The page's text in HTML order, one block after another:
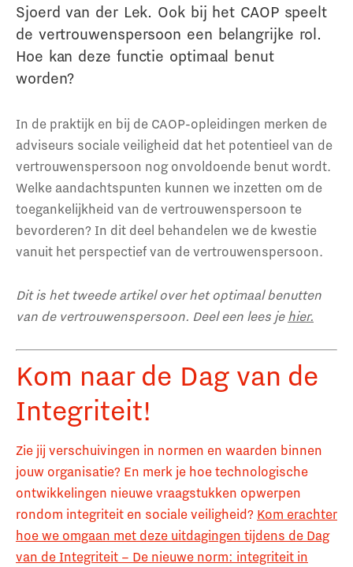
Sjoerd van der Lek. Ook bij het CAOP speelt
de vertrouwenspersoon een belangrijke rol.
Hoe kan deze functie optimaal benut
worden?
In de praktijk en bij de CAOP-opleidingen merken de
adviseurs sociale veiligheid dat het potentieel van de
vertrouwenspersoon nog onvoldoende benut wordt.
Welke aandachtspunten kunnen we inzetten om de
toegankelijkheid van de vertrouwenspersoon te
bevorderen? In dit deel behandelen we de kwestie
vanuit het perspectief van de vertrouwenspersoon.
Dit is het tweede artikel over het optimaal benutten
van de vertrouwenspersoon. Deel een lees jehier.
Kom naar de Dag van de
Integriteit!
Zie jij verschuivingen in normen en waarden binnen
jouw organisatie? En merk je hoe technologische
ontwikkelingen nieuwe vraagstukken opwerpen
rondom integriteit en sociale veiligheid? Kom erachter
hoe we omgaan met deze uitdagingen tijdens de Dag
van de Integriteit – De nieuwe norm: integriteit in